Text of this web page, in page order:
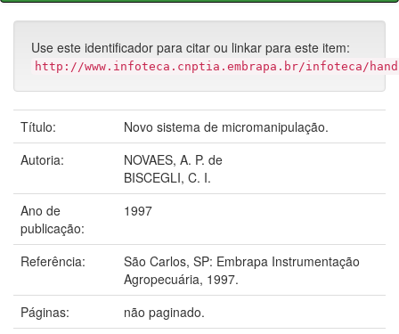
Use este identificador para citar ou linkar para este item:
http://www.infoteca.cnptia.embrapa.br/infoteca/
Título:
Novo sistema de micromanipulação.
Autoria:
NOVAES, A. P. de
BISCEGLI, C. I.
Ano de
publicação:
1997
Referência:
São Carlos, SP: Embrapa Instrumentação
Agropecuária, 1997.
Páginas:
não paginado.